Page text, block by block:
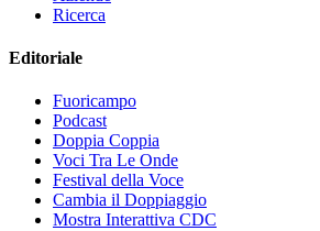
Ricerca
Editoriale
Fuoricampo
Podcast
Doppia Coppia
Voci Tra Le Onde
Festival della Voce
Cambia il Doppiaggio
Mostra Interattiva CDC